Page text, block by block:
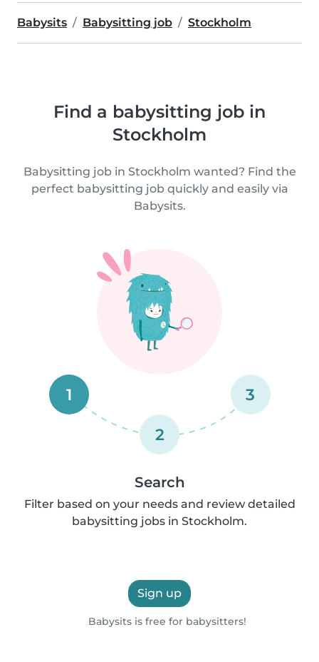
Babysits Babysitting job Stockholm
Find a babysitting job in
Stockholm
Babysitting job in Stockholm wanted? Find the
perfect babysitting job quickly and easily via
Babysits.
1
2
3
Search
Filter based on your needs and review detailed
babysitting jobs in Stockholm.
Sign up
Babysits is free for babysitters!